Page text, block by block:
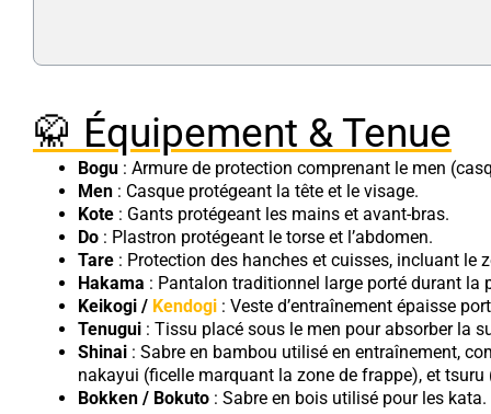
🥋 Équipement & Tenue
Bogu : Armure de protection comprenant le men
Men : Casque protégeant la tête et le visage.
Kote : Gants protégeant les mains et avant-bras.
Do : Plastron protégeant le torse et l’abdomen.
Tare : Protection des hanches et cuisses, incluant le
Hakama : Pantalon traditionnel large porté durant la
Keikogi / Kendogi : Veste d’entraînement épaisse
Tenugui : Tissu placé sous le men pour absorber la
Shinai : Sabre en bambou utilisé en entraînement,
nakayui (ficelle marquant la zone de frappe), et
Bokken / Bokuto : Sabre en bois utilisé pour les kata.